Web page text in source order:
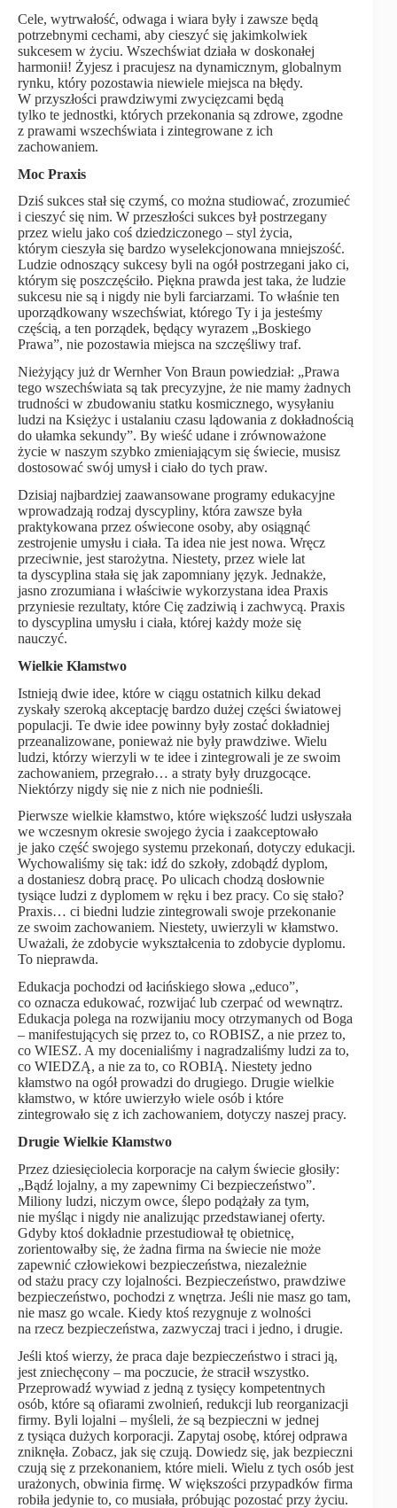
Cele, wytrwałość, odwaga i wiara były i zawsze będą
potrzebnymi cechami, aby cieszyć się jakimkolwiek
sukcesem w życiu. Wszechświat działa w doskonałej
harmonii! Żyjesz i pracujesz na dynamicznym, globalnym
rynku, który pozostawia niewiele miejsca na błędy.
W przyszłości prawdziwymi zwycięzcami będą
tylko te jednostki, których przekonania są zdrowe, zgodne
z prawami wszechświata i zintegrowane z ich
zachowaniem.
Moc Praxis
Dziś sukces stał się czymś, co można studiować, zrozumieć
i cieszyć się nim. W przeszłości sukces był postrzegany
przez wielu jako coś dziedziczonego – styl życia,
którym cieszyła się bardzo wyselekcjonowana mniejszość.
Ludzie odnoszący sukcesy byli na ogół postrzegani jako ci,
którym się poszczęściło. Piękna prawda jest taka, że ludzie
sukcesu nie są i nigdy nie byli farciarzami. To właśnie ten
uporządkowany wszechświat, którego Ty i ja jesteśmy
częścią, a ten porządek, będący wyrazem „Boskiego
Prawa”, nie pozostawia miejsca na szczęśliwy traf.
Nieżyjący już dr Wernher Von Braun powiedział: „Prawa
tego wszechświata są tak precyzyjne, że nie mamy żadnych
trudności w zbudowaniu statku kosmicznego, wysyłaniu
ludzi na Księżyc i ustalaniu czasu lądowania z dokładnością
do ułamka sekundy”. By wieść udane i zrównoważone
życie w naszym szybko zmieniającym się świecie, musisz
dostosować swój umysł i ciało do tych praw.
Dzisiaj najbardziej zaawansowane programy edukacyjne
wprowadzają rodzaj dyscypliny, która zawsze była
praktykowana przez oświecone osoby, aby osiągnąć
zestrojenie umysłu i ciała. Ta idea nie jest nowa. Wręcz
przeciwnie, jest starożytna. Niestety, przez wiele lat
ta dyscyplina stała się jak zapomniany język. Jednakże,
jasno zrozumiana i właściwie wykorzystana idea Praxis
przyniesie rezultaty, które Cię zadziwią i zachwycą. Praxis
to dyscyplina umysłu i ciała, której każdy może się
nauczyć.
Wielkie Kłamstwo
Istnieją dwie idee, które w ciągu ostatnich kilku dekad
zyskały szeroką akceptację bardzo dużej części światowej
populacji. Te dwie idee powinny były zostać dokładniej
przeanalizowane, ponieważ nie były prawdziwe. Wielu
ludzi, którzy wierzyli w te idee i zintegrowali je ze swoim
zachowaniem, przegrało… a straty były druzgocące.
Niektórzy nigdy się nie z nich nie podnieśli.
Pierwsze wielkie kłamstwo, które większość ludzi usłyszała
we wczesnym okresie swojego życia i zaakceptowało
je jako część swojego systemu przekonań, dotyczy edukacji.
Wychowaliśmy się tak: idź do szkoły, zdobądź dyplom,
a dostaniesz dobrą pracę. Po ulicach chodzą dosłownie
tysiące ludzi z dyplomem w ręku i bez pracy. Co się stało?
Praxis… ci biedni ludzie zintegrowali swoje przekonanie
ze swoim zachowaniem. Niestety, uwierzyli w kłamstwo.
Uważali, że zdobycie wykształcenia to zdobycie dyplomu.
To nieprawda.
Edukacja pochodzi od łacińskiego słowa „educo”,
co oznacza edukować, rozwijać lub czerpać od wewnątrz.
Edukacja polega na rozwijaniu mocy otrzymanych od Boga
– manifestujących się przez to, co ROBISZ, a nie przez to,
co WIESZ. A my docenialiśmy i nagradzaliśmy ludzi za to,
co WIEDZĄ, a nie za to, co ROBIĄ. Niestety jedno
kłamstwo na ogół prowadzi do drugiego. Drugie wielkie
kłamstwo, w które uwierzyło wiele osób i które
zintegrowało się z ich zachowaniem, dotyczy naszej pracy.
Drugie Wielkie Kłamstwo
Przez dziesięciolecia korporacje na całym świecie głosiły:
„Bądź lojalny, a my zapewnimy Ci bezpieczeństwo”.
Miliony ludzi, niczym owce, ślepo podążały za tym,
nie myśląc i nigdy nie analizując przedstawianej oferty.
Gdyby ktoś dokładnie przestudiował tę obietnicę,
zorientowałby się, że żadna firma na świecie nie może
zapewnić człowiekowi bezpieczeństwa, niezależnie
od stażu pracy czy lojalności. Bezpieczeństwo, prawdziwe
bezpieczeństwo, pochodzi z wnętrza. Jeśli nie masz go tam,
nie masz go wcale. Kiedy ktoś rezygnuje z wolności
na rzecz bezpieczeństwa, zazwyczaj traci i jedno, i drugie.
Jeśli ktoś wierzy, że praca daje bezpieczeństwo i straci ją,
jest zniechęcony – ma poczucie, że stracił wszystko.
Przeprowadź wywiad z jedną z tysięcy kompetentnych
osób, które są ofiarami zwolnień, redukcji lub reorganizacji
firmy. Byli lojalni – myśleli, że są bezpieczni w jednej
z tysiąca dużych korporacji. Zapytaj osobę, której odprawa
zniknęła. Zobacz, jak się czują. Dowiedz się, jak bezpieczni
czują się z przekonaniem, które mieli. Wielu z tych osób jest
urażonych, obwinia firmę. W większości przypadków firma
robiła jedynie to, co musiała, próbując pozostać przy życiu.